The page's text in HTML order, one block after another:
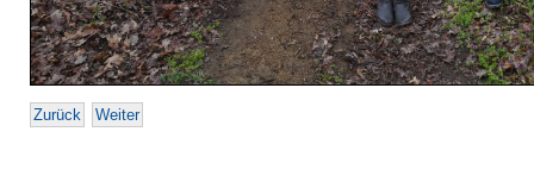
Zurück Weiter